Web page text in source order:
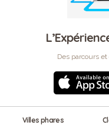
Des parcours
Villes phares